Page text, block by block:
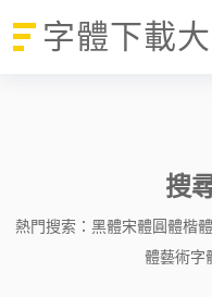
字體下載
搜
熱門搜索： 黑體宋體圓體楷體
體藝術字